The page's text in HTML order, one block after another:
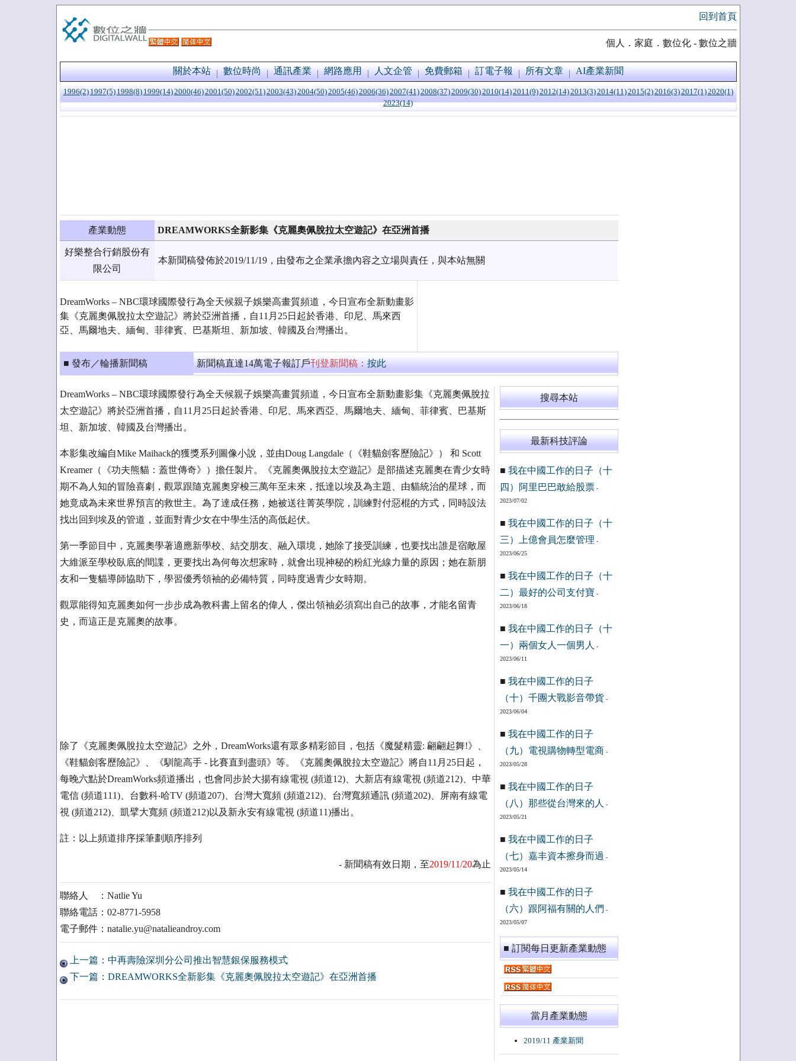
回到首頁
個人．家庭．數位化 - 數位之牆
關於本站 數位時尚 通訊產業 網路應用 人文企管 免費郵箱 訂電子報 所有文章 AI產業新聞
1996(2) 1997(5) 1998(8) 1999(14)2000(46)2001(50)2002(51)2003(43)2004(50)2005(46)2006(36)2007(41)2008(37)2009(30)2010(14)2011(9)2012(14)2013(3)2014(11)2015(2)2016(3)2017(1)2020(1)
2023(14)
產業動態 DREAMWORKS全新影集《克麗奧佩脫拉太空遊記》在亞洲首播
好樂整合行銷股份有
限公司
本新聞稿發佈於2019/11/19，由發布之企業承擔內容之立場與責任，與本站無關
DreamWorks – NBC環球國際發行為全天候親子娛樂高畫質頻道，今日宣布全新動畫影
集《克麗奧佩脫拉太空遊記》將於亞洲首播，自11月25日起於香港、印尼、馬來西
亞、馬爾地夫、緬甸、菲律賓、巴基斯坦、新加坡、韓國及台灣播出。
■ 發布／輪播新聞稿 新聞稿直達14萬電子報訂戶刊登新聞稿：按此
DreamWorks – NBC環球國際發行為全天候親子娛樂高畫質頻道，今日宣布全新動畫影集《克麗奧佩脫拉
太空遊記》將於亞洲首播，自11月25日起於香港、印尼、馬來西亞、馬爾地夫、緬甸、菲律賓、巴基斯
坦、新加坡、韓國及台灣播出。
本影集改編自Mike Maihack的獲獎系列圖像小說，並由Doug Langdale（《鞋貓劍客歷險記》） 和 Scott
Kreamer（《功夫熊貓：蓋世傳奇》）擔任製片。《克麗奧佩脫拉太空遊記》是部描述克麗奧在青少女時
期不為人知的冒險喜劇，觀眾跟隨克麗奧穿梭三萬年至未來，抵達以埃及為主題、由貓統治的星球，而
她竟成為未來世界預言的救世主。為了達成任務，她被送往菁英學院，訓練對付惡棍的方式，同時設法
找出回到埃及的管道，並面對青少女在中學生活的高低起伏。
第一季節目中，克麗奧學著適應新學校、結交朋友、融入環境，她除了接受訓練，也要找出誰是宿敵屋
大維派至學校臥底的間諜，更要找出為何每次想家時，就會出現神秘的粉紅光線力量的原因；她在新朋
友和一隻貓導師協助下，學習優秀領袖的必備特質，同時度過青少女時期。
觀眾能得知克麗奧如何一步步成為教科書上留名的偉人，傑出領袖必須寫出自己的故事，才能名留青
史，而這正是克麗奧的故事。
除了《克麗奧佩脫拉太空遊記》之外，DreamWorks還有眾多精彩節目，包括《魔髮精靈: 翩翩起舞!》、
《鞋貓劍客歷險記》、《馴龍高手 - 比賽直到盡頭》等。《克麗奧佩脫拉太空遊記》將自11月25日起，
每晚六點於DreamWorks頻道播出，也會同步於大揚有線電視 (頻道12)、大新店有線電視 (頻道212)、中華
電信 (頻道111)、台數科‧哈TV (頻道207)、台灣大寬頻 (頻道212)、台灣寬頻通訊 (頻道202)、屏南有線電
視 (頻道212)、凱擘大寬頻 (頻道212)以及新永安有線電視 (頻道11)播出。
註：以上頻道排序採筆劃順序排列
- 新聞稿有效日期，至2019/11/20為止
聯絡人 ：Natlie Yu
聯絡電話：02-8771-5958
電子郵件：natalie.yu@natalieandroy.com
上一篇：中再壽險深圳分公司推出智慧銀保服務模式
下一篇：DREAMWORKS全新影集《克麗奧佩脫拉太空遊記》在亞洲首播
搜尋本站
最新科技評論
■ 我在中國工作的日子（十
四）阿里巴巴敢給股票-
2023/07/02
■ 我在中國工作的日子（十
三）上億會員怎麼管理 -
2023/06/25
■ 我在中國工作的日子（十
二）最好的公司支付寶 -
2023/06/18
■ 我在中國工作的日子（十
一）兩個女人一個男人
-
2023/06/11
■ 我在中國工作的日子
（十）千團大戰影音帶貨 -
2023/06/04
■ 我在中國工作的日子
（九）電視購物轉型電商 -
2023/05/28
■ 我在中國工作的日子
（八）那些從台灣來的人
-
2023/05/21
■ 我在中國工作的日子
（七）嘉丰資本擦身而過 -
2023/05/14
■ 我在中國工作的日子
（六）跟阿福有關的人們 -
2023/05/07
■ 訂閱每日更新產業動態
當月產業動態
2019/11 產業新聞